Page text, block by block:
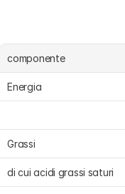
componente
Energia
Grassi
di cui acidi grassi saturi